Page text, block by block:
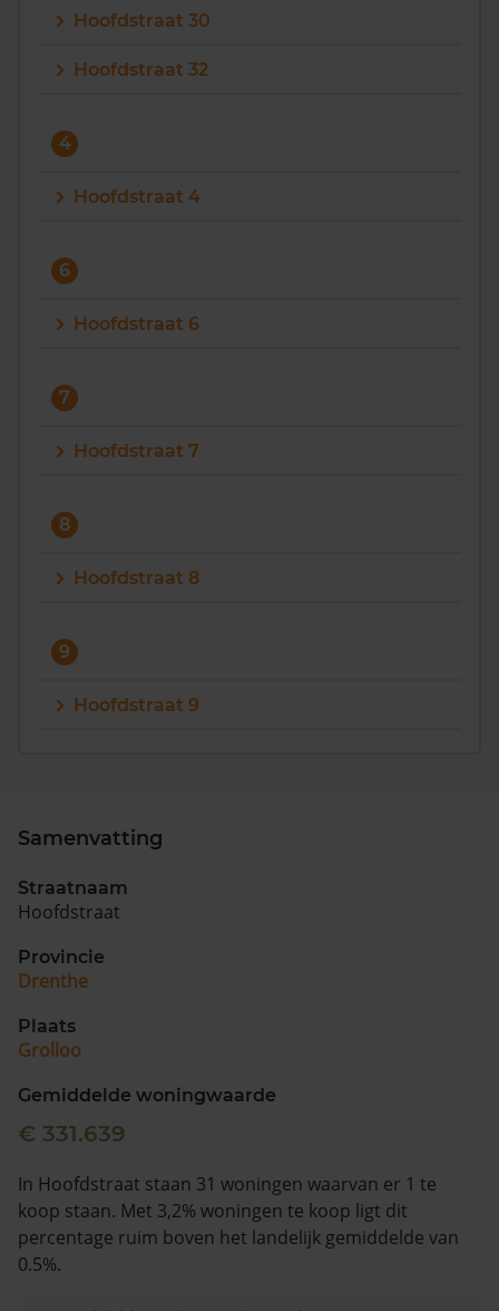
Hoofdstraat 30
Hoofdstraat 32
4
Hoofdstraat 4
6
Hoofdstraat 6
7
Hoofdstraat 7
8
Hoofdstraat 8
9
Hoofdstraat 9
Samenvatting
Straatnaam
Hoofdstraat
Provincie
Drenthe
Plaats
Grolloo
Gemiddelde woningwaarde
€ 331.639
In Hoofdstraat staan 31 woningen waarvan er 1 te
koop staan. Met 3,2% woningen te koop ligt dit
percentage ruim boven het landelijk gemiddelde van
0.5%.